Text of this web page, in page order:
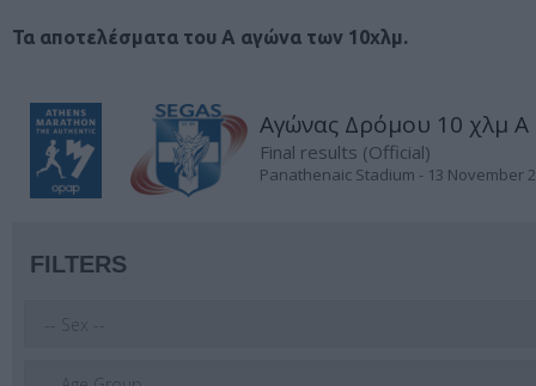
Τα αποτελέσματα του Α αγώνα των 10χλμ.